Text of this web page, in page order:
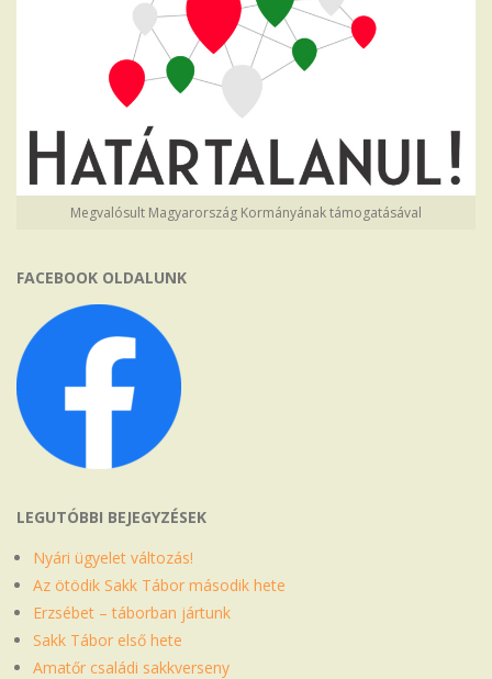
Megvalósult Magyarország Kormányának támogatásával
FACEBOOK OLDALUNK
LEGUTÓBBI BEJEGYZÉSEK
Nyári ügyelet változás!
Az ötödik Sakk Tábor második hete
Erzsébet – táborban jártunk
Sakk Tábor első hete
Amatőr családi sakkverseny